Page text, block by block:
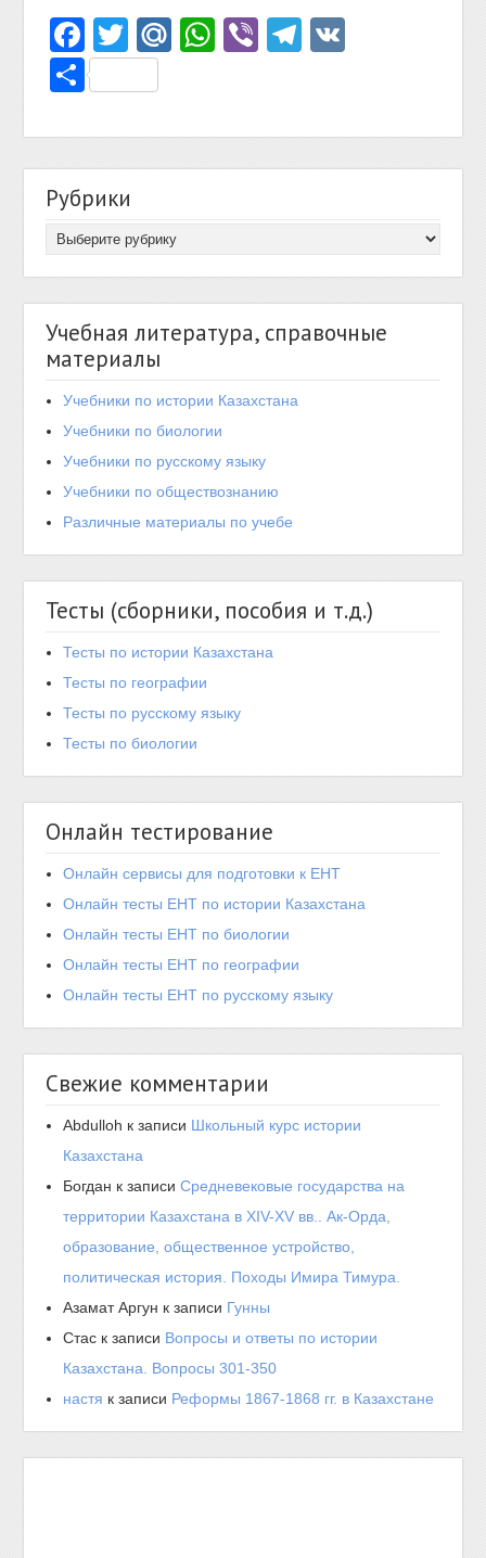
Facebook
TwitterMail.Ru
WhatsApp
ViberTelegram
Отправить
Рубрики
Учебная литература, справочные
материалы
Учебники по истории Казахстана
Учебники по биологии
Учебники по русскому языку
Учебники по обществознанию
Различные материалы по учебе
Тесты (сборники, пособия и т.д.)
Тесты по истории Казахстана
Тесты по географии
Тесты по русскому языку
Тесты по биологии
Онлайн тестирование
Онлайн сервисы для подготовки к ЕНТ
Онлайн тесты ЕНТ по истории Казахстана
Онлайн тесты ЕНТ по биологии
Онлайн тесты ЕНТ по географии
Онлайн тесты ЕНТ по русскому языку
Свежие комментарии
Abdulloh к записи Школьный курс истории
Казахстана
Богдан к записиСредневековые государства на
территории Казахстана в XIV-XV вв.. Ак-Орда,
образование, общественное устройство,
политическая история. Походы Имира Тимура.
Азамат Аргун к записи Гунны
Стас к записи Вопросы и ответы по истории
Казахстана. Вопросы 301-350
настя к записи Реформы 1867-1868 гг. в Казахстане